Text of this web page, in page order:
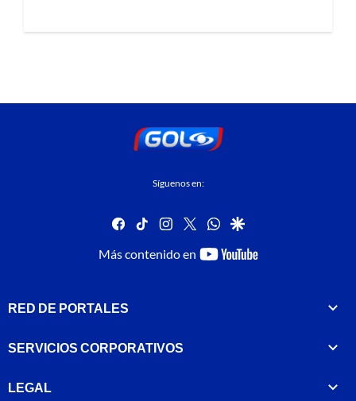
Síguenos en:
facebook
tiktok instagram
twitterwhatsapp
google
Más contenido en
youtube-
RED DE PORTALES
SERVICIOS CORPORATIVOS
LEGAL